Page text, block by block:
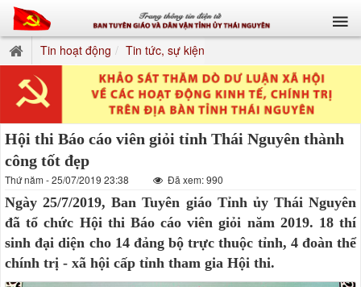
Tin hoạt động Tin tức, sự kiện
Hội thi Báo cáo viên giỏi tỉnh Thái Nguyên thành
công tốt đẹp
Thứ năm - 25/07/2019 23:38 Đã xem: 990
Ngày 25/7/2019, Ban Tuyên giáo Tỉnh ủy Thái Nguyên
đã tổ chức Hội thi Báo cáo viên giỏi năm 2019. 18 thí
sinh đại diện cho 14 đảng bộ trực thuộc tỉnh, 4 đoàn thể
chính trị - xã hội cấp tỉnh tham gia Hội thi.